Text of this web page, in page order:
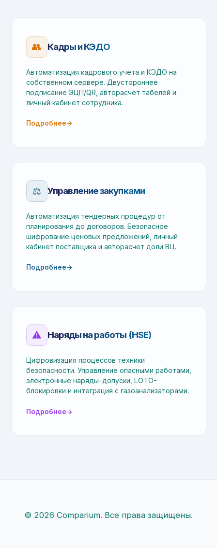
👥 Кадры и КЭДО
Автоматизация кадрового учета и КЭДО на
собственном сервере. Двустороннее
подписание ЭЦП/QR, авторасчет табелей и
личный кабинет сотрудника.
Подробнее→
⚖️ Управление закупками
Автоматизация тендерных процедур от
планирования до договоров. Безопасное
шифрование ценовых предложений, личный
кабинет поставщика и авторасчет доли ВЦ.
Подробнее→
⚠️ Наряды на работы (HSE)
Цифровизация процессов техники
безопасности. Управление опасными работами,
электронные наряды-допуски, LOTO-
блокировки и интеграция с газоанализаторами.
Подробнее→
© 2026 Comparium. Все права защищены.